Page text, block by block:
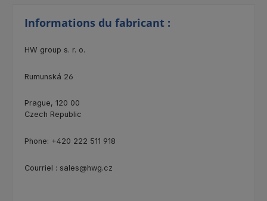
Informations du fabricant :
HW group s. r. o.
Rumunská 26
Prague, 120 00
Czech Republic
Phone: +420 222 511 918
Courriel : sales@hwg.cz